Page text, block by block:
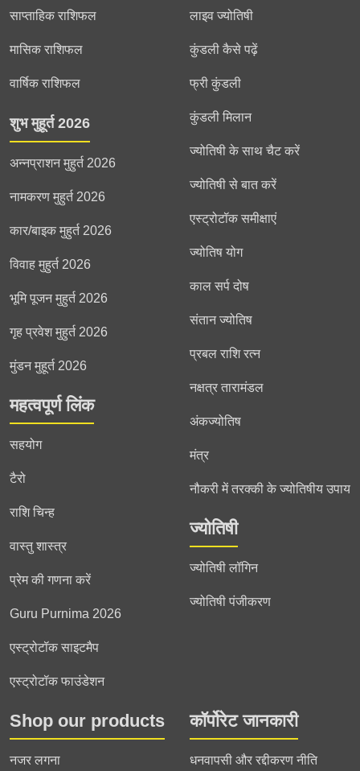
साप्ताहिक राशिफल
मासिक राशिफल
वार्षिक राशिफल
शुभ मुहूर्त 2026
अन्नप्राशन मुहुर्त 2026
नामकरण मुहुर्त 2026
कार/बाइक मुहुर्त 2026
विवाह मुहुर्त 2026
भूमि पूजन मुहुर्त 2026
गृह प्रवेश मुहुर्त 2026
मुंडन मुहूर्त 2026
महत्वपूर्ण लिंक
सहयोग
टैरो
राशि चिन्ह
वास्तु शास्त्र
प्रेम की गणना करें
Guru Purnima 2026
एस्ट्रोटॉक साइटमैप
एस्ट्रोटॉक फाउंडेशन
लाइव ज्योतिषी
कुंडली कैसे पढ़ें
फ्री कुंडली
कुंडली मिलान
ज्योतिषी के साथ चैट करें
ज्योतिषी से बात करें
एस्ट्रोटॉक समीक्षाएं
ज्योतिष योग
काल सर्प दोष
संतान ज्योतिष
प्रबल राशि रत्न
नक्षत्र तारामंडल
अंकज्योतिष
मंत्र
नौकरी में तरक्की के ज्योतिषीय उपाय
ज्योतिषी
ज्योतिषी लॉगिन
ज्योतिषी पंजीकरण
Shop our products
नजर लगना
कॉर्पोरेट जानकारी
धनवापसी और रद्दीकरण नीति